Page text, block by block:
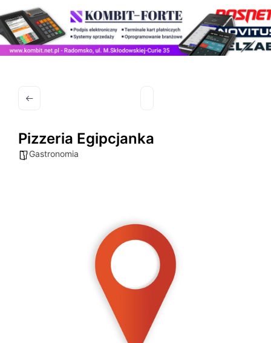
Pizzeria Egipcjanka
Gastronomia